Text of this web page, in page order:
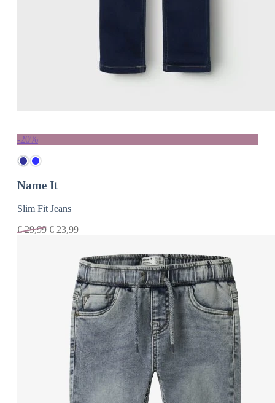
-20%
Name It
Slim Fit Jeans
€29,99 € 23,99